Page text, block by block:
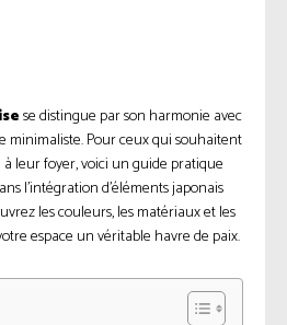
se distingue par son harmonie avec
minimaliste. Pour ceux qui souhaitent
leur foyer, voici un guide pratique
l’intégration d’éléments japonais
les couleurs, les matériaux et les
espace un véritable havre de paix.